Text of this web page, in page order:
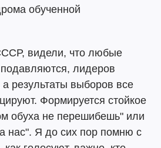
обученной
видели, что любые
лидеров
результаты выборов все
Формируется стойкое
обуха не перешибешь" или
нас". Я до сих пор помню с